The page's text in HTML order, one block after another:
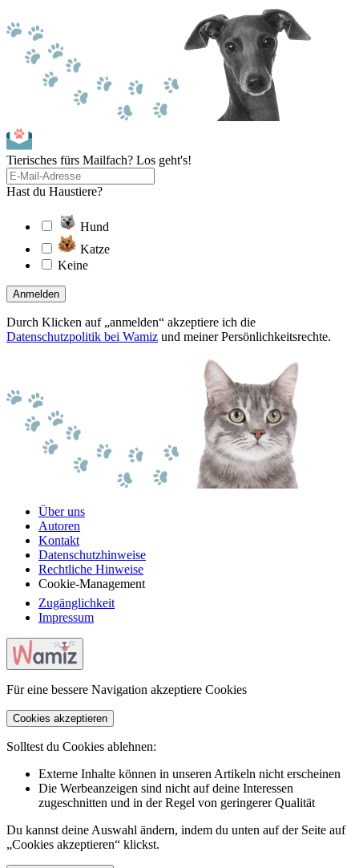
Tierisches fürs Mailfach? Los geht's!
Hast du Haustiere?
Hund
Katze
Keine
Anmelden
Durch Klicken auf „anmelden“ akzeptiere ich die
Datenschutzpolitik bei Wamiz und meiner Persönlichkeitsrechte.
Über uns
Autoren
Kontakt
Datenschutzhinweise
Rechtliche Hinweise
Cookie-Management
Zugänglichkeit
Impressum
Für eine bessere Navigation akzeptiere Cookies
Cookies akzeptieren
Solltest du Cookies ablehnen:
Externe Inhalte können in unseren Artikeln nicht erscheinen
Die Werbeanzeigen sind nicht auf deine Interessen
zugeschnitten und in der Regel von geringerer Qualität
Du kannst deine Auswahl ändern, indem du unten auf der Seite auf
„Cookies akzeptieren“ klickst.